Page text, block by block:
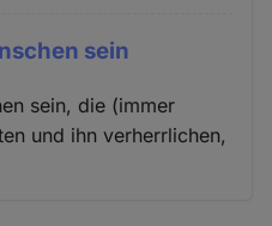
sein
sein, die (immer
und ihn verherrlichen,